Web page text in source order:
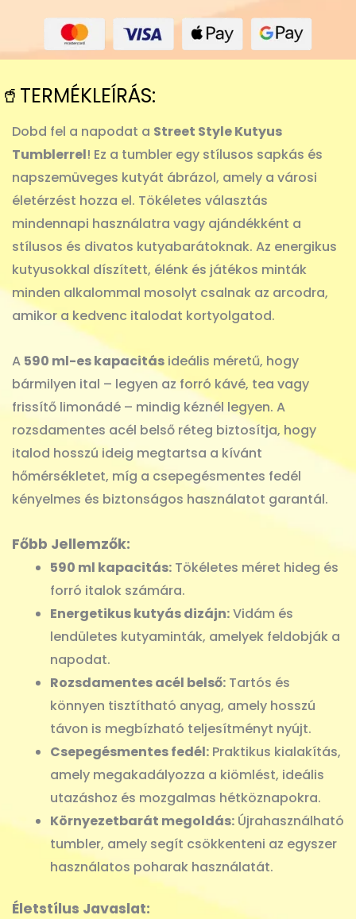
🥤TERMÉKLEÍRÁS:
Dobd fel a napodat a Street Style Kutyus
Tumblerrel! Ez a tumbler egy stílusos sapkás és
napszemüveges kutyát ábrázol, amely a városi
életérzést hozza el. Tökéletes választás
mindennapi használatra vagy ajándékként a
stílusos és divatos kutyabarátoknak. Az energikus
kutyusokkal díszített, élénk és játékos minták
minden alkalommal mosolyt csalnak az arcodra,
amikor a kedvenc italodat kortyolgatod.
A 590 ml-es kapacitás ideális méretű, hogy
bármilyen ital – legyen az forró kávé, tea vagy
frissítő limonádé – mindig kéznél legyen. A
rozsdamentes acél belső réteg biztosítja, hogy
italod hosszú ideig megtartsa a kívánt
hőmérsékletet, míg a csepegésmentes fedél
kényelmes és biztonságos használatot garantál.
Főbb Jellemzők:
590 ml kapacitás: Tökéletes méret hideg és
forró italok számára.
Energetikus kutyás dizájn:Vidám és
lendületes kutyaminták, amelyek feldobják a
napodat.
Rozsdamentes acél belső: Tartós és
könnyen tisztítható anyag, amely hosszú
távon is megbízható teljesítményt nyújt.
Csepegésmentes fedél: Praktikus kialakítás,
amely megakadályozza a kiömlést, ideális
utazáshoz és mozgalmas hétköznapokra.
Környezetbarát megoldás: Újrahasználható
tumbler, amely segít csökkenteni az egyszer
használatos poharak használatát.
Életstílus Javaslat: